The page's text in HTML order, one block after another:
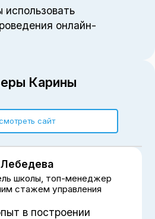
онлайн-
Карины
сайт
школы, топ-менеджер
стажем управления
в построении